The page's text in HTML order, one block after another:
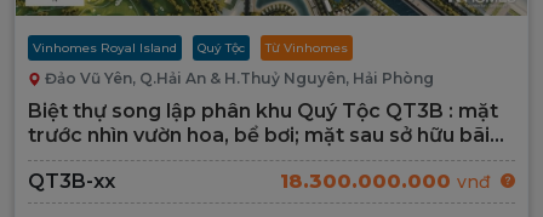
Vinhomes Royal Island Quý Tộc Từ Vinhomes
Đảo Vũ Yên, Q.Hải An & H.Thuỷ Nguyên, Hải Phòng
Biệt thự song lập phân khu Quý Tộc QT3B : mặt
trước nhìn vườn hoa, bể bơi; mặt sau sở hữu bãi
tắm tư gia riêng tư, đẳng cấp
QT3B-xx
18.300.000.000 vnđ